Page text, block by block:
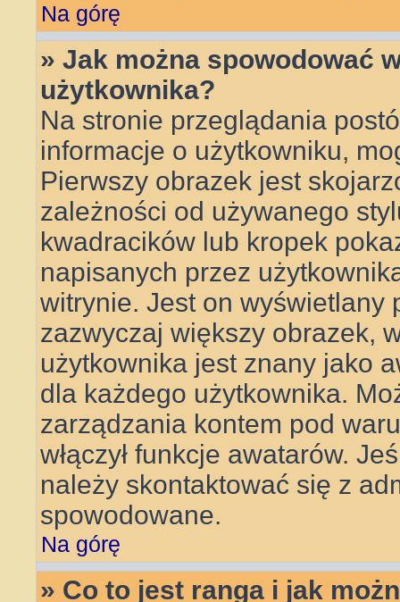
Na górę
» Jak można spowodować
użytkownika?
Na stronie przeglądania
informacje o użytkowniku,
Pierwszy obrazek jest
zależności od używanego
kwadracików lub kropek
napisanych przez
witrynie. Jest on wyświetlany
zazwyczaj większy obrazek,
użytkownika jest znany jako
dla każdego użytkownika.
zarządzania kontem pod
włączył funkcje awatarów.
należy skontaktować się z
spowodowane.
Na górę
» Co to jest ranga i jak